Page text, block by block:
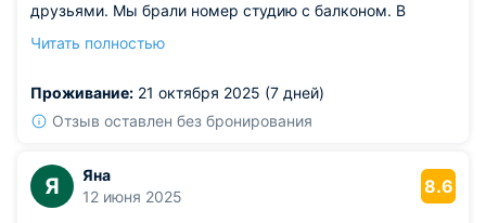
друзьями. Мы брали номер студию с балконом. В
качественная, в хорошем состоянии. Техника
работает ресторан, в котором подаются очень вкусные
блюда. Есть также и диско-бар, в котором по вечерам
работает баня, сауна. Можно взять и массаж. Отличное
место для загородного отдыха.
Читать полностью
Проживание: 21 октября 2025 (7 дней)
Отзыв оставлен без бронирования
Я
Яна
12 июня 2025
8.6